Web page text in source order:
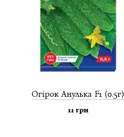
Огiрок Анулька F1 (0.5г)
11 грн